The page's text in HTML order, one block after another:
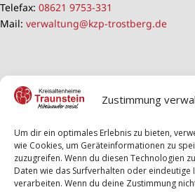
Zustimmung
Um dir ein optimales Erlebnis zu bieten,
wie Cookies, um Geräteinformationen zu
zuzugreifen. Wenn du diesen Technologien
Daten wie das Surfverhalten oder eindeutige
verarbeiten. Wenn du deine Zustimmung
Telefax: 08621 9753-331
Mail: verwaltung@kzp-trostberg.de